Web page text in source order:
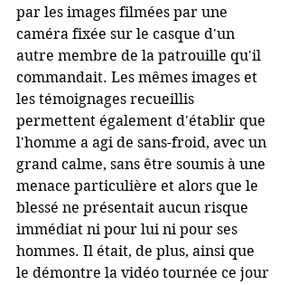
par les images filmées par une
caméra fixée sur le casque d'un
autre membre de la patrouille qu'il
commandait. Les mêmes images et
les témoignages recueillis
permettent également d'établir que
l'homme a agi de sans-froid, avec un
grand calme, sans être soumis à une
menace particulière et alors que le
blessé ne présentait aucun risque
immédiat ni pour lui ni pour ses
hommes. Il était, de plus, ainsi que
le démontre la vidéo tournée ce jour